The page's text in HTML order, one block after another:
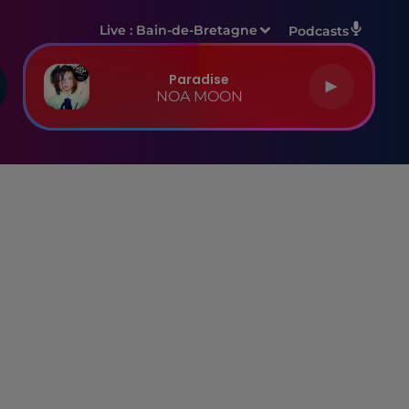
Live : Bain-de-Bretagne Podcasts
Paradise
NOA MOON